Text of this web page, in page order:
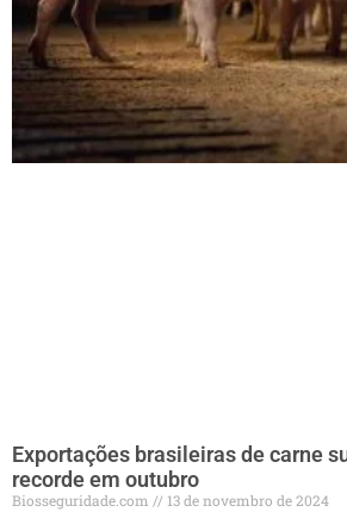
Exportações brasileiras de carne
recorde em outubro
Biosseguridade.com 13 de novembro de 2024